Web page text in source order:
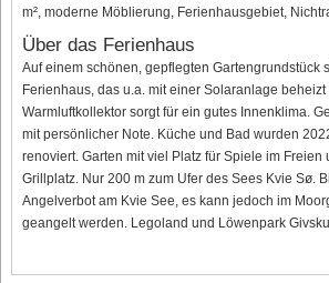
m², moderne Möblierung, Ferienhausgebiet,
Über das Ferienhaus
Auf einem schönen, gepflegten Gartengrundstück
Ferienhaus, das u.a. mit einer Solaranlage beheizt
Warmluftkollektor sorgt für ein gutes Innenklima.
mit persönlicher Note. Küche und Bad wurden
renoviert. Garten mit viel Platz für Spiele im Freien
Grillplatz. Nur 200 m zum Ufer des Sees Kvie Sø.
Angelverbot am Kvie See, es kann jedoch im
geangelt werden. Legoland und Löwenpark